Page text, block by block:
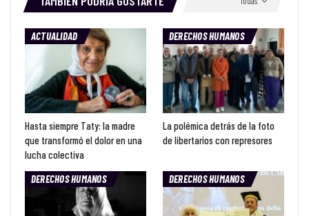
ACTUALIDAD
Hasta siempre Taty: la madre
que transformó el dolor en una
lucha colectiva
DERECHOS HUMANOS
La polémica detrás de la foto
de libertarios con represores
DERECHOS HUMANOS DERECHOS HUMANOS